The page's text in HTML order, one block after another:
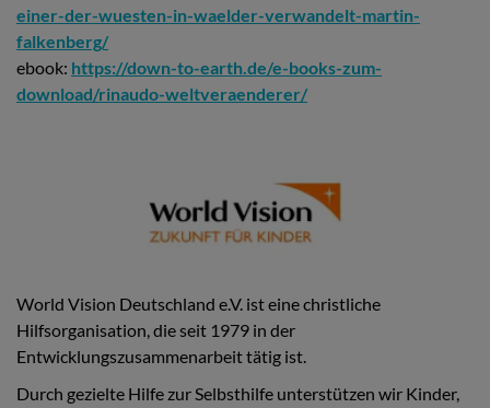
einer-der-wuesten-in-waelder-verwandelt-martin-
falkenberg/
ebook: https://down-to-earth.de/e-books-zum-
download/rinaudo-weltveraenderer/
World Vision Deutschland e.V. ist eine christliche
Hilfsorganisation, die seit 1979 in der
Entwicklungszusammenarbeit tätig ist.
Durch gezielte Hilfe zur Selbsthilfe unterstützen wir Kinder,